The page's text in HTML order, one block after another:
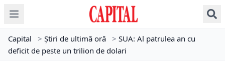
Capital > Știri de ultimă oră > SUA: Al patrulea an cu
deficit de peste un trilion de dolari